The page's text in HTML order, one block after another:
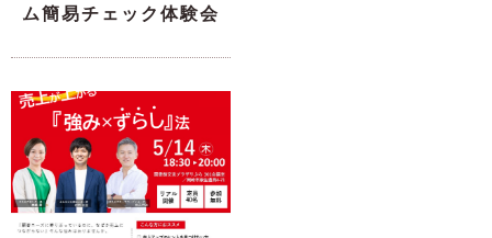
ム簡易チェック体験会